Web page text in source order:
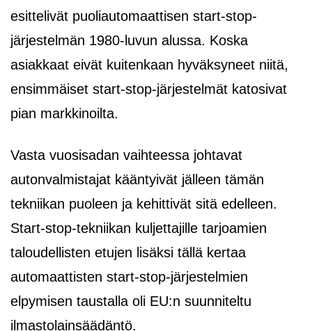
esittelivät puoliautomaattisen start-stop-
järjestelmän 1980-luvun alussa. Koska
asiakkaat eivät kuitenkaan hyväksyneet niitä,
ensimmäiset start-stop-järjestelmät katosivat
pian markkinoilta.
Vasta vuosisadan vaihteessa johtavat
autonvalmistajat kääntyivät jälleen tämän
tekniikan puoleen ja kehittivät sitä edelleen.
Start-stop-tekniikan kuljettajille tarjoamien
taloudellisten etujen lisäksi tällä kertaa
automaattisten start-stop-järjestelmien
elpymisen taustalla oli EU:n suunniteltu
ilmastolainsäädäntö.